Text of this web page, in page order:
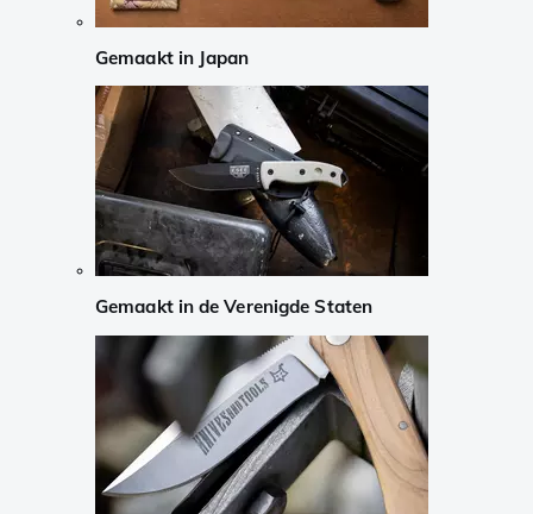
Gemaakt in Japan
Gemaakt in de Verenigde Staten